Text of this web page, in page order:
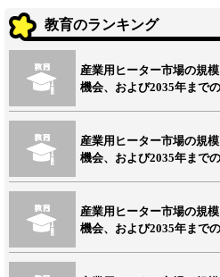
教育のランキング
産業用ヒーター市場の規
機会、および2035年まで
産業用ヒーター市場の規
機会、および2035年まで
産業用ヒーター市場の規
機会、および2035年まで